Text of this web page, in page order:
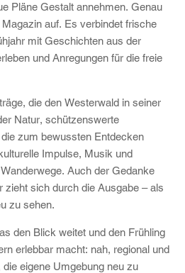
Pläne Gestalt annehmen. Genau
auf. Es verbindet frische
mit Geschichten aus der
und Anregungen für die freie
die den Westerwald in seiner
Natur, schützenswerte
zum bewussten Entdecken
Impulse, Musik und
Auch der Gedanke
zieht sich durch die Ausgabe – als
zu sehen.
den Blick weitet und den Frühling
erlebbar macht: nah, regional und
eigene Umgebung neu zu